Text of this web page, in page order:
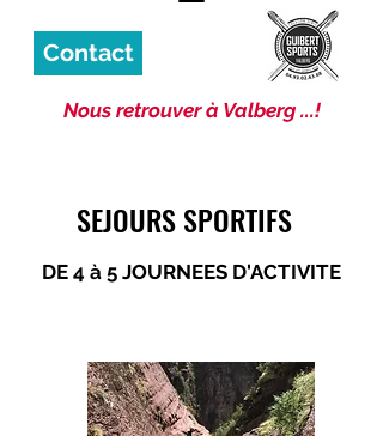
Contact
Nous retrouver à Valberg ...!
SEJOURS SPORTIFS
DE 4 à 5 JOURNEES D'ACTIVITE